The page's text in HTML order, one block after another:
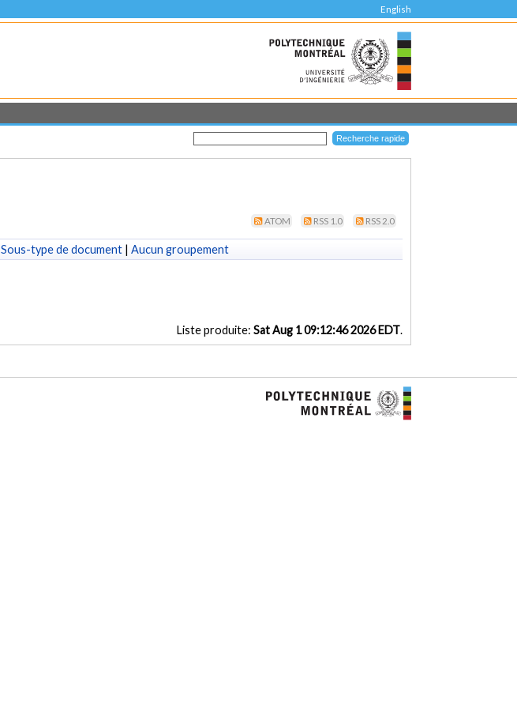
English
ATOM RSS 1.0 RSS 2.0
Sous-type de document| Aucun groupement
Liste produite: Sat Aug 1 09:12:46 2026 EDT.